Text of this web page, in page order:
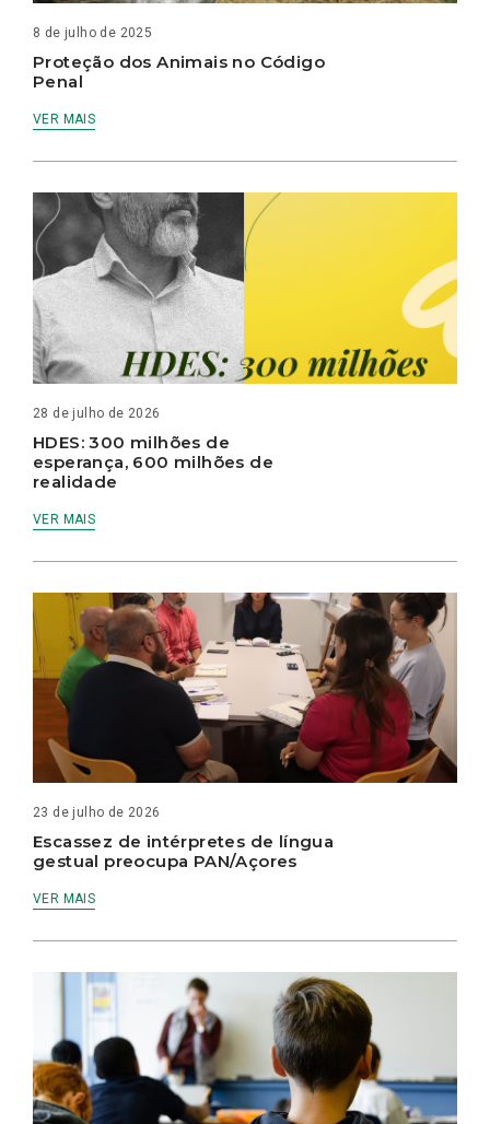
8 de julho de 2025
Proteção dos Animais no Código
Penal
VER MAIS
28 de julho de 2026
HDES: 300 milhões de
esperança, 600 milhões de
realidade
VER MAIS
23 de julho de 2026
Escassez de intérpretes de língua
gestual preocupa PAN/Açores
VER MAIS